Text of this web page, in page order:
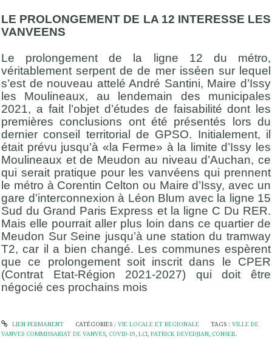
LE PROLONGEMENT DE LA 12 INTERESSE LES
VANVEENS
Le prolongement de la ligne 12 du métro,
véritablement serpent de de mer isséen sur lequel
s’est de nouveau attelé André Santini, Maire d’Issy
les Moulineaux, au lendemain des municipales
2021, a fait l’objet d’études de faisabilité dont les
premières conclusions ont été présentés lors du
dernier conseil territorial de GPSO. Initialement, il
était prévu jusqu’à «la Ferme» à la limite d’Issy les
Moulineaux et de Meudon au niveau d’Auchan, ce
qui serait pratique pour les vanvéens qui prennent
le métro à Corentin Celton ou Maire d’Issy, avec un
gare d’interconnexion à Léon Blum avec la ligne 15
Sud du Grand Paris Express et la ligne C Du RER.
Mais elle pourrait aller plus loin dans ce quartier de
Meudon Sur Seine jusqu’à une station du tramway
T2, car il a bien changé. Les communes espèrent
que ce prolongement soit inscrit dans le CPER
(Contrat Etat-Région 2021-2027) qui doit être
négocié ces prochains mois
LIEN PERMANENT CATÉGORIES : VIE LOCALE ET REGIONALE TAGS :VILLE DE
VANVES COMMISSARIAT DE VANVES, COVID-19, LCI, PATRICK DEVEDJIAN, CONSEIL